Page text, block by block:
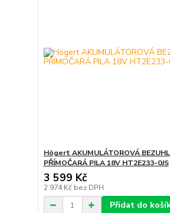
Högert AKUMULÁTOROVÁ
PŘÍMOČARÁ PILA 18V HT2E233-0JS
3 599 Kč
2 974 Kč bez DPH
Přidat do